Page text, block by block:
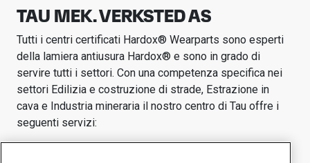
TAU MEK. VERKSTED AS
Tutti i centri certificati Hardox® Wearparts sono esperti
della lamiera antiusura Hardox® e sono in grado di
servire tutti i settori. Con una competenza specifica nei
settori Edilizia e costruzione di strade, Estrazione in
cava e Industria mineraria il nostro centro di Tau offre i
seguenti servizi: